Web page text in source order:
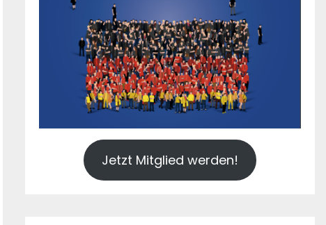
Jetzt Mitglied werden!